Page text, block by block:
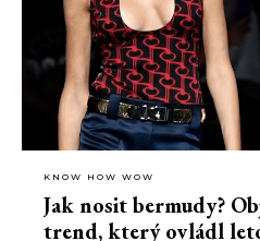
KNOW HOW WOW
Jak nosit bermudy?
trend, který ovládl